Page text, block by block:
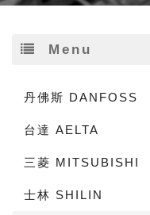
Menu
丹佛斯 DANFOSS
台達 AELTA
三菱 MITSUBISHI
士林 SHILIN